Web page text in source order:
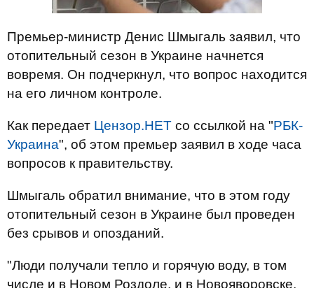
Премьер-министр Денис Шмыгаль заявил, что
отопительный сезон в Украине начнется
вовремя. Он подчеркнул, что вопрос находится
на его личном контроле.
Как передает Цензор.НЕТ со ссылкой на "РБК-
Украина", об этом премьер заявил в ходе часа
вопросов к правительству.
Шмыгаль обратил внимание, что в этом году
отопительный сезон в Украине был проведен
без срывов и опозданий.
"Люди получали тепло и горячую воду, в том
числе и в Новом Роздоле, и в Новояворовске.